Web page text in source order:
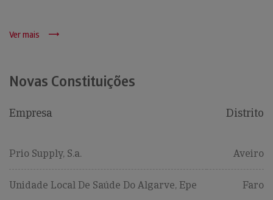
Ver mais
Novas Constituições
Empresa Distrito
Prio Supply, S.a. Aveiro
Unidade Local De Saúde Do Algarve, Epe Faro